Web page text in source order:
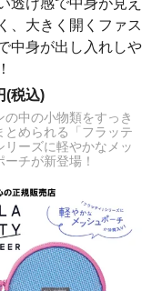
透け感で中身が見え
、大きく開くファス
中身が出し入れしや
(税込)
の中の小物類をすっき
とめられる「フラッテ
リーズに軽やかなメッ
ーチが新登場！